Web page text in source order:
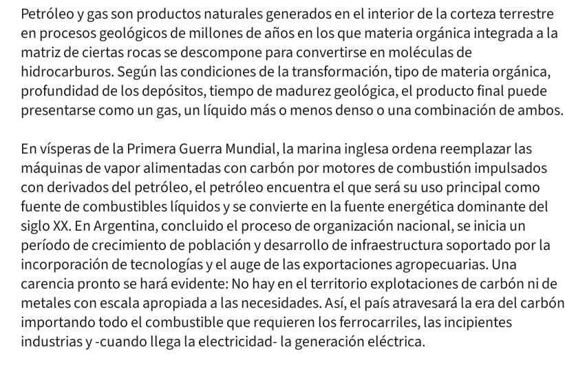
Petróleo y gas son productos naturales generados en el interior de la corteza terrestre
en procesos geológicos de millones de años en los que materia orgánica integrada a la
matriz de ciertas rocas se descompone para convertirse en moléculas de
hidrocarburos. Según las condiciones de la transformación, tipo de materia orgánica,
profundidad de los depósitos, tiempo de madurez geológica, el producto final puede
presentarse como un gas, un líquido más o menos denso o una combinación de ambos.
En vísperas de la Primera Guerra Mundial, la marina inglesa ordena reemplazar las
máquinas de vapor alimentadas con carbón por motores de combustión impulsados
con derivados del petróleo, el petróleo encuentra el que será su uso principal como
fuente de combustibles líquidos y se convierte en la fuente energética dominante del
siglo XX. En Argentina, concluido el proceso de organización nacional, se inicia un
período de crecimiento de población y desarrollo de infraestructura soportado por la
incorporación de tecnologías y el auge de las exportaciones agropecuarias. Una
carencia pronto se hará evidente: No hay en el territorio explotaciones de carbón ni de
metales con escala apropiada a las necesidades. Así, el país atravesará la era del carbón
importando todo el combustible que requieren los ferrocarriles, las incipientes
industrias y -cuando llega la electricidad- la generación eléctrica.